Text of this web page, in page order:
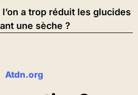
a trop réduit les glucides
une sèche ?
Atdn.org